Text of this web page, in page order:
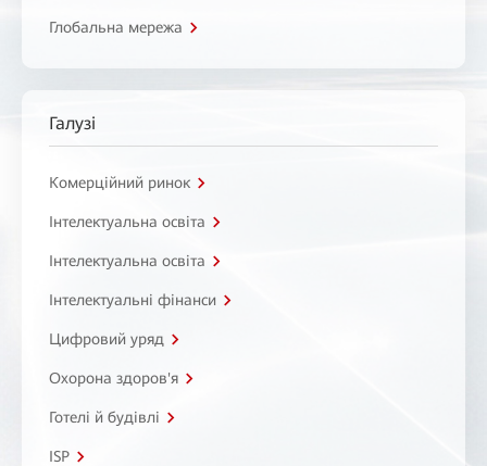
Глобальна мережа
Галузі
Комерційний ринок
Інтелектуальна освіта
Інтелектуальна освіта
Інтелектуальні фінанси
Цифровий уряд
Охорона здоров'я
Готелі й будівлі
ISP